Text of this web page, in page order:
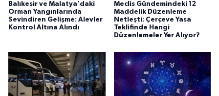
Balıkesir ve Malatya'daki
Orman Yangınlarında
Sevindiren Gelişme: Alevler
Kontrol Altına Alındı
Meclis Gündemindeki 12
Maddelik Düzenleme
Netleşti: Çerçeve Yasa
Teklifinde Hangi
Düzenlemeler Yer Alıyor?